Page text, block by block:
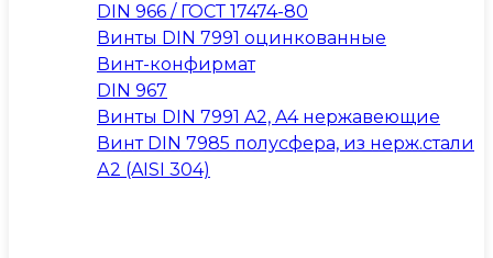
DIN 966 / ГОСТ 17474-80
Винты DIN 7991 оцинкованные
Винт-конфирмат
DIN 967
Винты DIN 7991 A2, A4 нержавеющие
Винт DIN 7985 полусфера, из нерж.стали
А2 (AISI 304)